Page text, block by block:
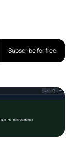
Subscribe for free